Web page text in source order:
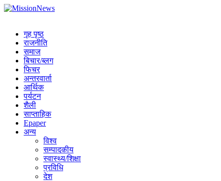
Skip
गृह पृष्ठ
राजनीति
समाज
बिचार/ब्लग
फिचर
अन्तरवार्ता
आर्थिक
पर्यटन
शैली
साप्ताहिक
Epaper
अन्य
विश्व
सम्पादकीय
स्वास्थ्य/शिक्षा
प्रविधि
देश